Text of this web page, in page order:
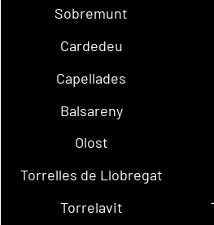
Sobremunt
Cardedeu
Capellades
Balsareny
Olost
Torrelles de Llobregat
Torrelavit